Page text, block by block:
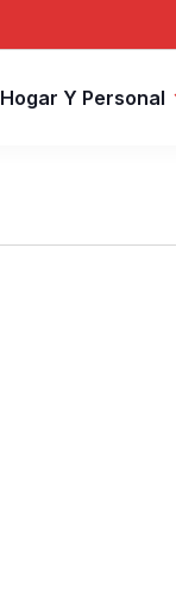
Hogar Y Personal